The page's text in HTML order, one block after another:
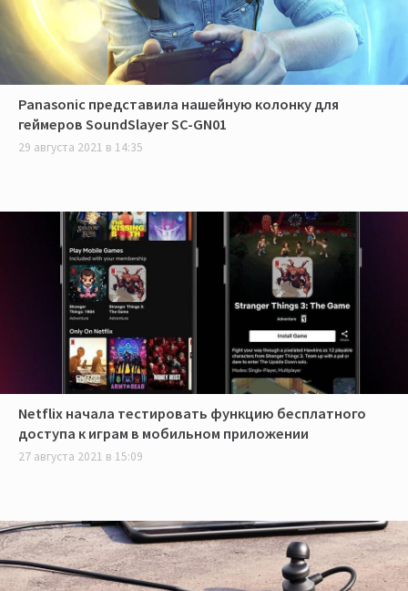
Panasonic представила нашейную колонку для
геймеров SoundSlayer SC-GN01
29 августа 2021 в 14:35
Netflix начала тестировать функцию бесплатного
доступа к играм в мобильном приложении
27 августа 2021 в 15:09